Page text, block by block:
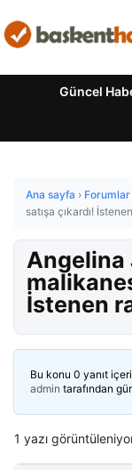
Güncel
Ana sayfa › Forumlar
satışa çıkardı!
Angelina
İstenen
Bu konu 0 yanıt
admin tarafından
1 yazı